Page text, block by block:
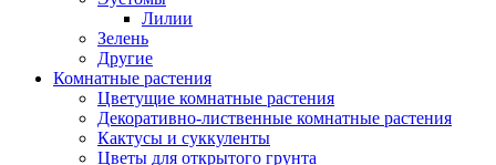
Лилии
Зелень
Другие
Комнатные растения
Цветущие комнатные растения
Декоративно-лиственные комнатные растения
Кактусы и суккуленты
Цветы для открытого грунта